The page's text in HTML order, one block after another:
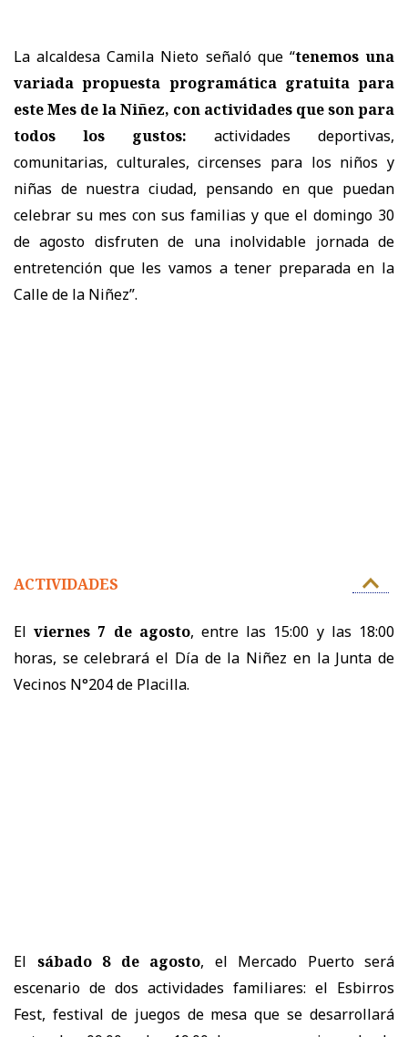
La alcaldesa Camila Nieto señaló que “tenemos una
variada propuesta programática gratuita para
este Mes de la Niñez, con actividades que son para
todos los gustos:
actividades deportivas,
comunitarias, culturales, circenses para los niños y
niñas de nuestra ciudad, pensando en que puedan
celebrar su mes con sus familias y que el domingo 30
de agosto disfruten de una inolvidable jornada de
entretención que les vamos a tener preparada en la
Calle de la Niñez”.
ACTIVIDADES
El viernes 7 de agosto, entre las 15:00 y las 18:00
horas, se celebrará el Día de la Niñez en la Junta de
Vecinos N°204 de Placilla.
El sábado 8 de agosto, el Mercado Puerto será
escenario de dos actividades familiares: el Esbirros
Fest, festival de juegos de mesa que se desarrollará